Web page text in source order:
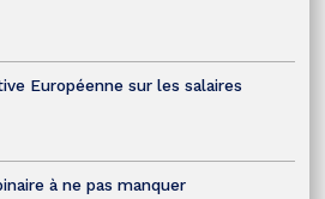
Européenne sur les salaires
à ne pas manquer